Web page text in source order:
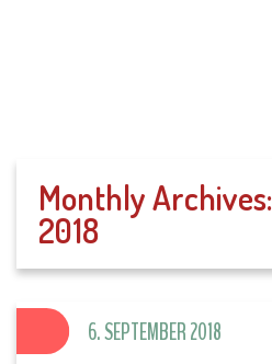
Monthly Archives:
2018
6. SEPTEMBER 2018